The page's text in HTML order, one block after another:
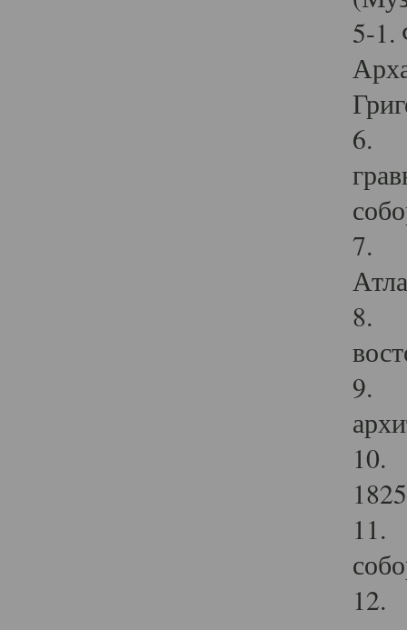
5-1.
6.
7.
8.
9.
10.
11.
12.